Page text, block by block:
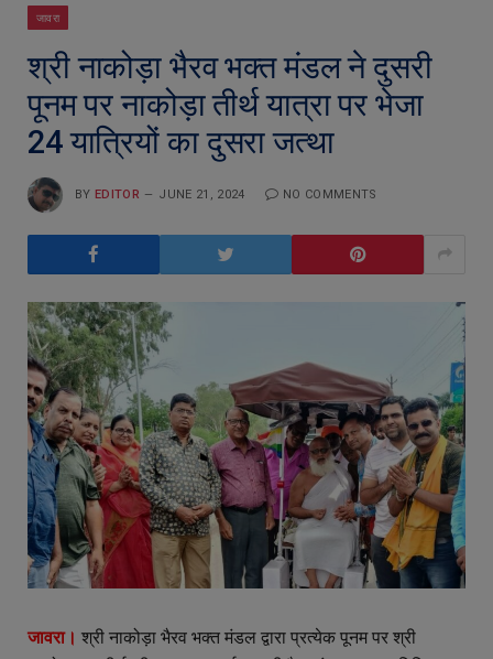
जावरा
श्री नाकोड़ा भैरव भक्त मंडल ने दुसरी
पूनम पर नाकोड़ा तीर्थ यात्रा पर भेजा
24 यात्रियों का दुसरा जत्था
BY EDITOR JUNE 21, 2024 NO COMMENTS
जावरा। श्री नाकोड़ा भैरव भक्त मंडल द्वारा प्रत्येक पूनम पर श्री